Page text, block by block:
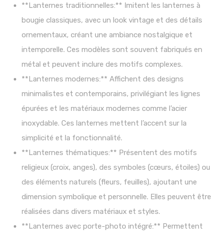
**Lanternes traditionnelles:** Imitent les lanternes à
bougie classiques, avec un look vintage et des détails
ornementaux, créant une ambiance nostalgique et
intemporelle. Ces modèles sont souvent fabriqués en
métal et peuvent inclure des motifs complexes.
**Lanternes modernes:** Affichent des designs
minimalistes et contemporains, privilégiant les lignes
épurées et les matériaux modernes comme l’acier
inoxydable. Ces lanternes mettent l’accent sur la
simplicité et la fonctionnalité.
**Lanternes thématiques:** Présentent des motifs
religieux (croix, anges), des symboles (cœurs, étoiles) ou
des éléments naturels (fleurs, feuilles), ajoutant une
dimension symbolique et personnelle. Elles peuvent être
réalisées dans divers matériaux et styles.
**Lanternes avec porte-photo intégré:** Permettent